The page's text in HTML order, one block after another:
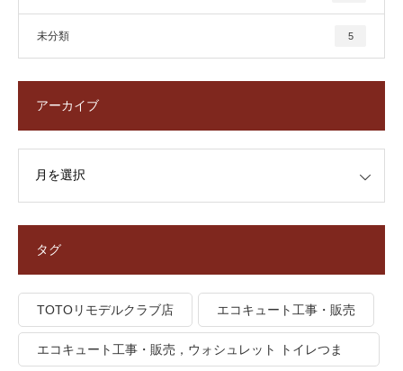
未分類 5
アーカイブ
タグ
TOTOリモデルクラブ店 エコキュート工事・販売
エコキュート工事・販売，ウォシュレット トイレつま